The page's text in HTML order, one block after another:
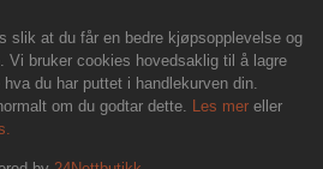
slik at du får en bedre kjøpsopplevelse og
Vi bruker cookies hovedsaklig til å lagre
du har puttet i handlekurven din.
om du godtar dette. Les mer eller